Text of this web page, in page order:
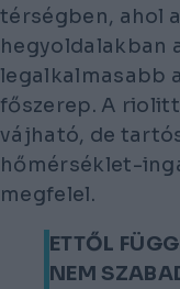
térségben, ahol
hegyoldalakban
legalkalmasabb
főszerep. A
vájható, de
hőmérséklet-
megfelel.
ETTŐL
NEM